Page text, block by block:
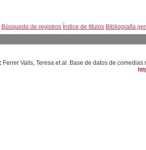
Búsqueda de registros Índice de títulos Bibliografía
Ferrer Valls, Teresa et al. Base de datos de